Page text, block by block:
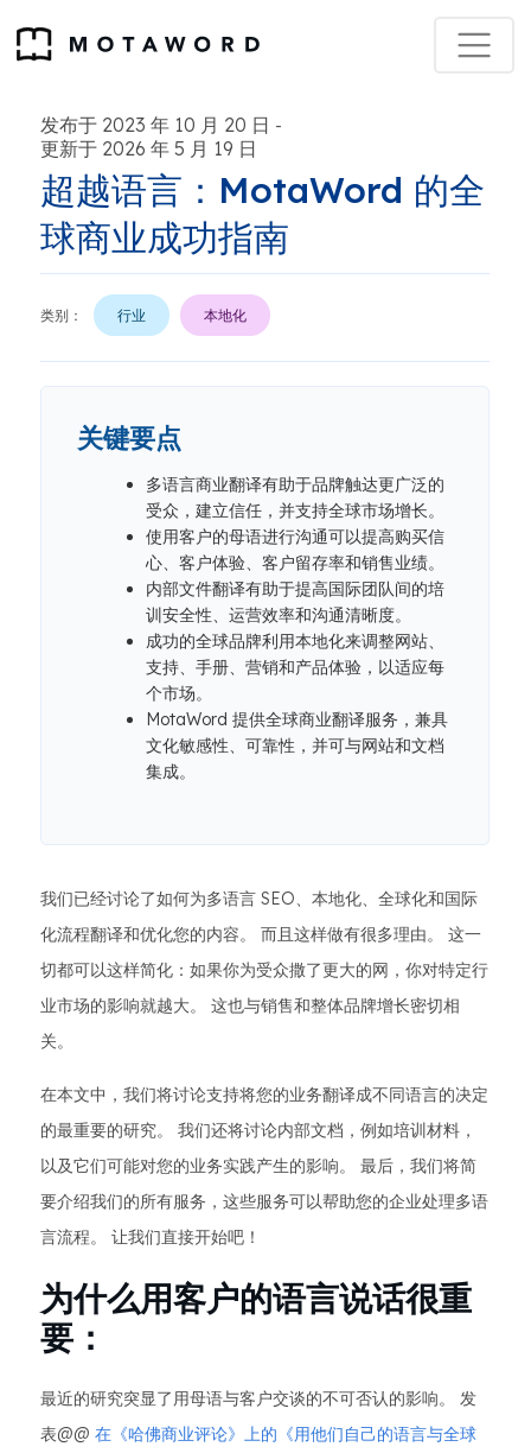
发布于 2023 年 10 月 20 日 -
更新于 2026 年 5 月 19 日
超越语言：MotaWord 的全
球商业成功指南
类别： 行业 本地化
关键要点
多语言商业翻译有助于品牌触达更广泛的
受众，建立信任，并支持全球市场增长。
使用客户的母语进行沟通可以提高购买信
心、客户体验、客户留存率和销售业绩。
内部文件翻译有助于提高国际团队间的培
训安全性、运营效率和沟通清晰度。
成功的全球品牌利用本地化来调整网站、
支持、手册、营销和产品体验，以适应每
个市场。
MotaWord 提供全球商业翻译服务，兼具
文化敏感性、可靠性，并可与网站和文档
集成。
我们已经讨论了如何为多语言 SEO、本地化、全球化和国际
化流程翻译和优化您的内容。 而且这样做有很多理由。 这一
切都可以这样简化：如果你为受众撒了更大的网，你对特定行
业市场的影响就越大。 这也与销售和整体品牌增长密切相
关。
在本文中，我们将讨论支持将您的业务翻译成不同语言的决定
的最重要的研究。 我们还将讨论内部文档，例如培训材料，
以及它们可能对您的业务实践产生的影响。 最后，我们将简
要介绍我们的所有服务，这些服务可以帮助您的企业处理多语
言流程。 让我们直接开始吧！
为什么用客户的语言说话很重
要：
最近的研究突显了用母语与客户交谈的不可否认的影响。 发
表@@ 在《哈佛商业评论》上的《用他们自己的语言与全球